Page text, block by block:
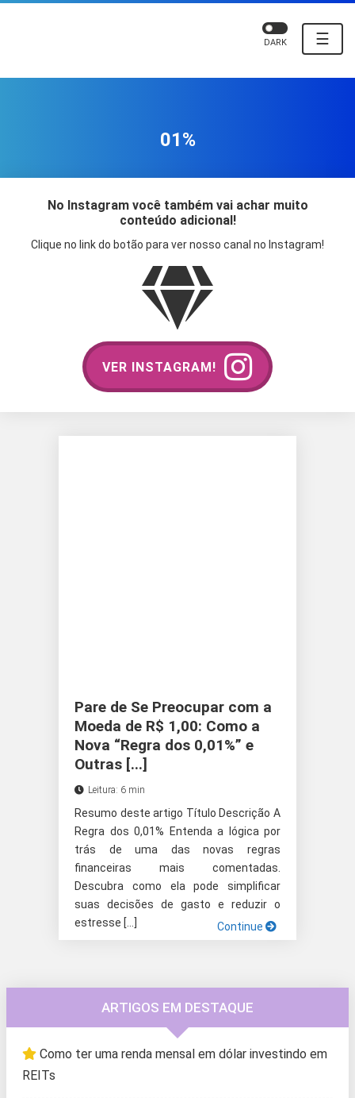
☰
DARK
01%
No Instagram você também vai achar muito
conteúdo adicional!
Clique no link do botão para ver nosso canal no Instagram!
VER INSTAGRAM!
Pare de Se Preocupar com a
Moeda de R$ 1,00: Como a
Nova “Regra dos 0,01%” e
Outras [...]
Leitura: 6 min
Resumo deste artigo Título Descrição A
Regra dos 0,01% Entenda a lógica por
trás de uma das novas regras
financeiras mais comentadas.
Descubra como ela pode simplificar
suas decisões de gasto e reduzir o
estresse […]
Continue
ARTIGOS EM DESTAQUE
Como ter uma renda mensal em dólar investindo em
REITs